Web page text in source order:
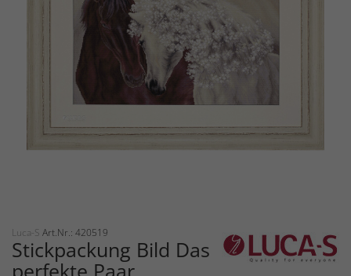
Luca-S Art.Nr.: 420519
Stickpackung Bild Das
perfekte Paar